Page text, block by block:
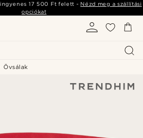
ingyenes 17 500 Ft felett - Nézd meg a szállítási
opciókat
Övsálak